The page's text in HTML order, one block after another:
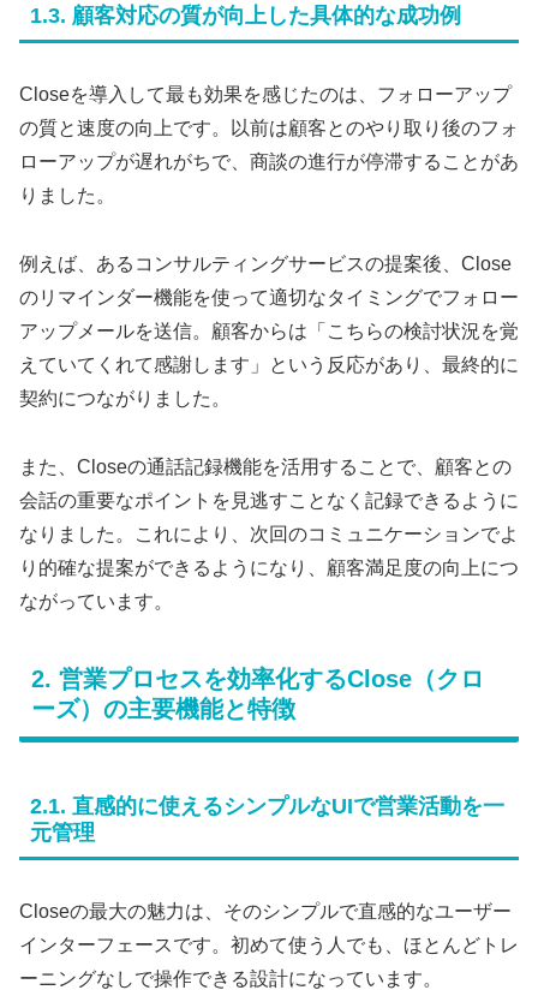
1.3. 顧客対応の質が向上した具体的な成功例
Closeを導入して最も効果を感じたのは、フォローアップ
の質と速度の向上です。以前は顧客とのやり取り後のフォ
ローアップが遅れがちで、商談の進行が停滞することがあ
りました。
例えば、あるコンサルティングサービスの提案後、Close
のリマインダー機能を使って適切なタイミングでフォロー
アップメールを送信。顧客からは「こちらの検討状況を覚
えていてくれて感謝します」という反応があり、最終的に
契約につながりました。
また、Closeの通話記録機能を活用することで、顧客との
会話の重要なポイントを見逃すことなく記録できるように
なりました。これにより、次回のコミュニケーションでよ
り的確な提案ができるようになり、顧客満足度の向上につ
ながっています。
2. 営業プロセスを効率化するClose（クロ
ーズ）の主要機能と特徴
2.1. 直感的に使えるシンプルなUIで営業活動を一
元管理
Closeの最大の魅力は、そのシンプルで直感的なユーザー
インターフェースです。初めて使う人でも、ほとんどトレ
ーニングなしで操作できる設計になっています。